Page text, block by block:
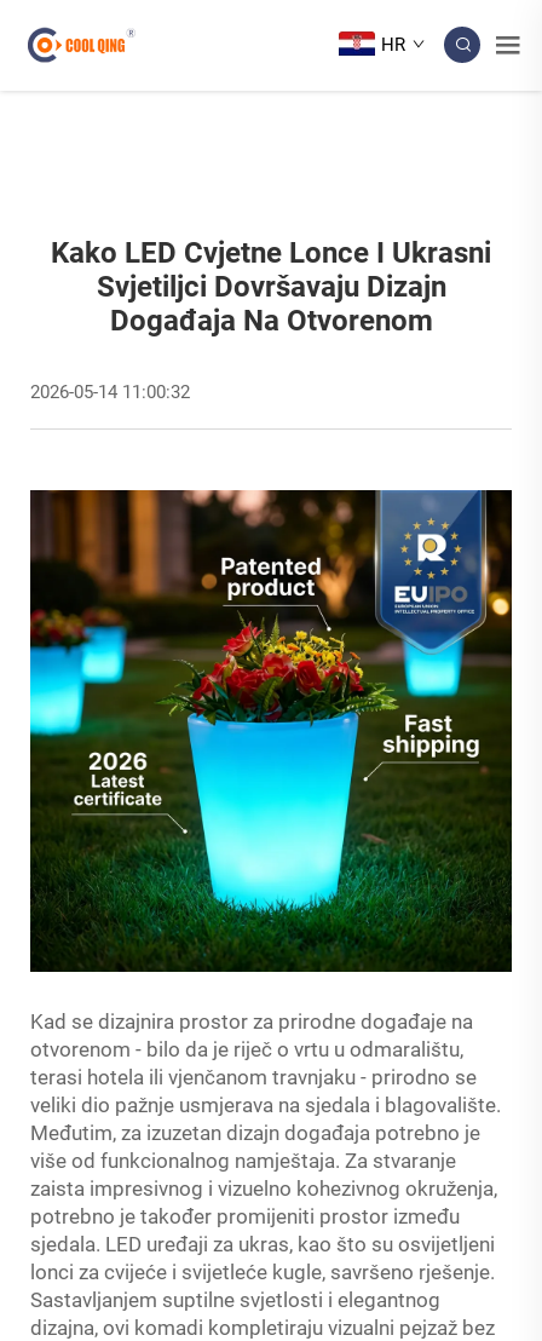
HR
Kako LED Cvjetne Lonce I Ukrasni
Svjetiljci Dovršavaju Dizajn
Događaja Na Otvorenom
2026-05-14 11:00:32
Kad se dizajnira prostor za prirodne događaje na
otvorenom - bilo da je riječ o vrtu u odmaralištu,
terasi hotela ili vjenčanom travnjaku - prirodno se
veliki dio pažnje usmjerava na sjedala i blagovalište.
Međutim, za izuzetan dizajn događaja potrebno je
više od funkcionalnog namještaja. Za stvaranje
zaista impresivnog i vizuelno kohezivnog okruženja,
potrebno je također promijeniti prostor između
sjedala. LED uređaji za ukras, kao što su osvijetljeni
lonci za cvijeće i svijetleće kugle, savršeno rješenje.
Sastavljanjem suptilne svjetlosti i elegantnog
dizajna, ovi komadi kompletiraju vizualni pejzaž bez